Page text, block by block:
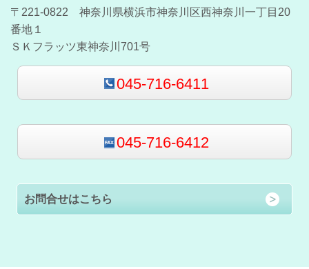
〒221-0822 神奈川県横浜市神奈川区西神奈川一丁目20
番地１
ＳＫフラッツ東神奈川701号
045-716-6411
045-716-6412
お問合せはこちら